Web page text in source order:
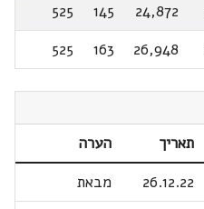
24,872
145
525
26,948
163
525
תאריך
הערה
26.12.22
מבאת